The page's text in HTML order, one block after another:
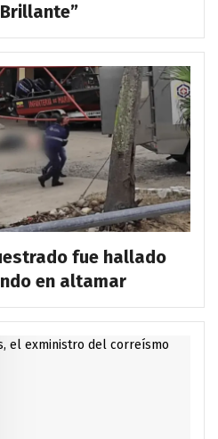
fue hallado
en altamar